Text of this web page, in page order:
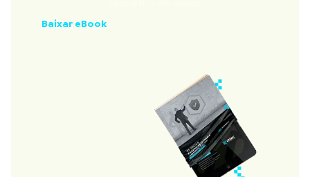
Baixar eBook